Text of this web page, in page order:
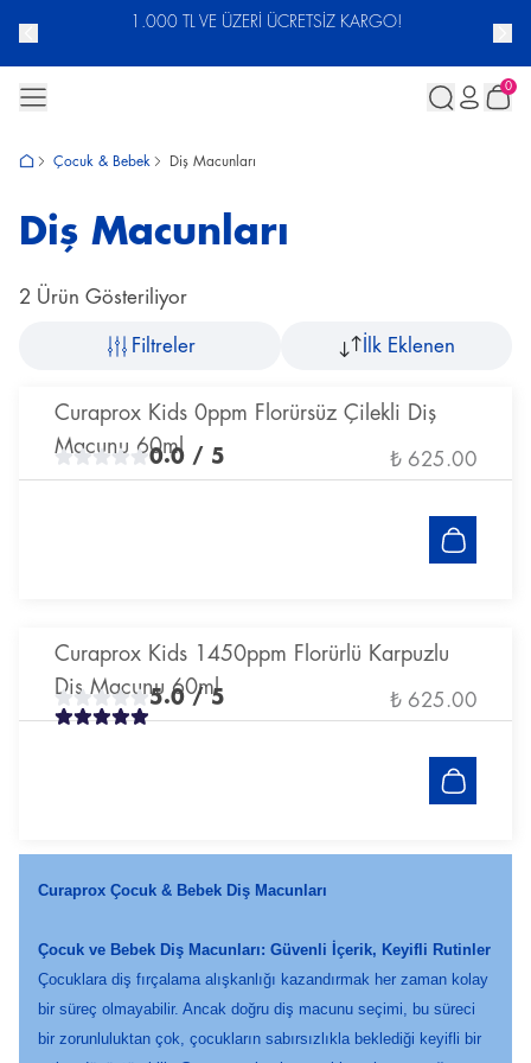
1.000 TL VE ÜZERİ ÜCRETSİZ KARGO!
0
Çocuk & Bebek Diş Macunları
Diş Macunları
2 Ürün Gösteriliyor
Filtreler İlk Eklenen
Curaprox Kids 0ppm Florürsüz Çilekli Diş
Macunu 60ml
0.0 / 5 ₺ 625.00
Curaprox Kids 1450ppm Florürlü Karpuzlu
Diş Macunu 60ml
5.0/ 5 ₺ 625.00
Curaprox Çocuk & Bebek Diş Macunları
Çocuk ve Bebek Diş Macunları: Güvenli İçerik, Keyifli Rutinler
Çocuklara diş fırçalama alışkanlığı kazandırmak her zaman kolay
bir süreç olmayabilir. Ancak doğru diş macunu seçimi, bu süreci
bir zorunluluktan çok, çocukların sabırsızlıkla beklediği keyifli bir